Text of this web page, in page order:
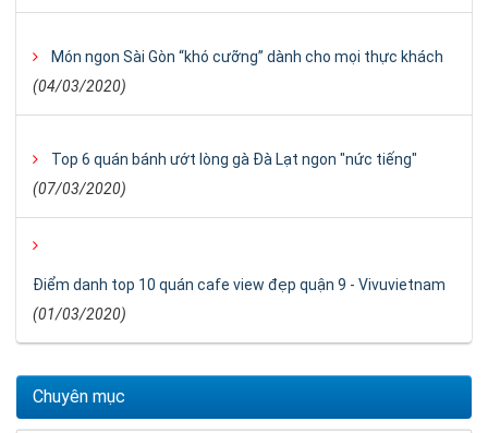
Món ngon Sài Gòn “khó cưỡng” dành cho mọi thực khách
(04/03/2020)
Top 6 quán bánh ướt lòng gà Đà Lạt ngon "nức tiếng"
(07/03/2020)
Điểm danh top 10 quán cafe view đẹp quận 9 - Vivuvietnam
(01/03/2020)
Chuyên mục